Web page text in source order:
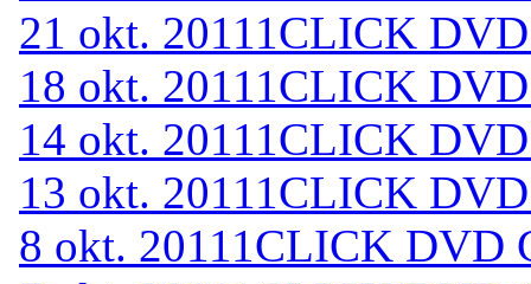
21 okt. 20111CLICK
18 okt. 20111CLICK
14 okt. 20111CLICK
13 okt. 20111CLICK
8 okt. 20111CLICK DVD